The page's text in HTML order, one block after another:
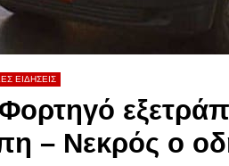
ΕΙΔΗΣΕΙΣ
– Νεκρός ο